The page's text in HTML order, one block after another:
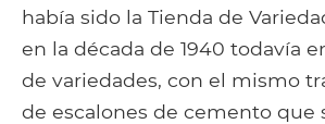
había sido la Tienda de
en la década de 1940 todavía
de variedades, con el mismo
de escalones de cemento que